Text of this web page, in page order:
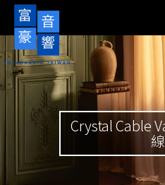
Crystal Cable
線